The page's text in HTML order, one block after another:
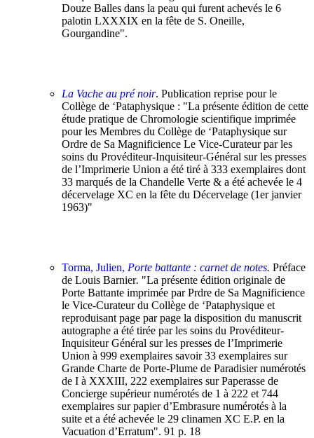
Douze Balles dans la peau qui furent achevés le 6
palotin LXXXIX en la fête de S. Oneille,
Gourgandine".
La Vache au pré noir. Publication reprise pour le
Collège de ‘Pataphysique : "La présente édition de cette
étude pratique de Chromologie scientifique imprimée
pour les Membres du Collège de ‘Pataphysique sur
Ordre de Sa Magnificience Le Vice-Curateur par les
soins du Provéditeur-Inquisiteur-Général sur les presses
de l’Imprimerie Union a été tiré à 333 exemplaires dont
33 marqués de la Chandelle Verte & a été achevée le 4
décervelage XC en la fête du Décervelage (1er janvier
1963)"
Torma, Julien, Porte battante : carnet de notes. Préface
de Louis Barnier. "La présente édition originale de
Porte Battante imprimée par Prdre de Sa Magnificience
le Vice-Curateur du Collège de ‘Pataphysique et
reproduisant page par page la disposition du manuscrit
autographe a été tirée par les soins du Provéditeur-
Inquisiteur Général sur les presses de l’Imprimerie
Union à 999 exemplaires savoir 33 exemplaires sur
Grande Charte de Porte-Plume de Paradisier numérotés
de I à XXXIII, 222 exemplaires sur Paperasse de
Concierge supérieur numérotés de 1 à 222 et 744
exemplaires sur papier d’Embrasure numérotés à la
suite et a été achevée le 29 clinamen XC E.P. en la
Vacuation d’Erratum". 91 p. 18